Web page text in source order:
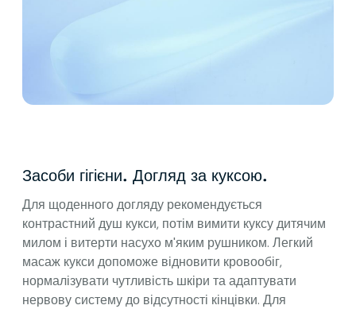
Засоби гігієни. Догляд за куксою.
Для щоденного догляду рекомендується
контрастний душ кукси, потім вимити куксу дитячим
милом і витерти насухо м'яким рушником. Легкий
масаж кукси допоможе відновити кровообіг,
нормалізувати чутливість шкіри та адаптувати
нервову систему до відсутності кінцівки. Для